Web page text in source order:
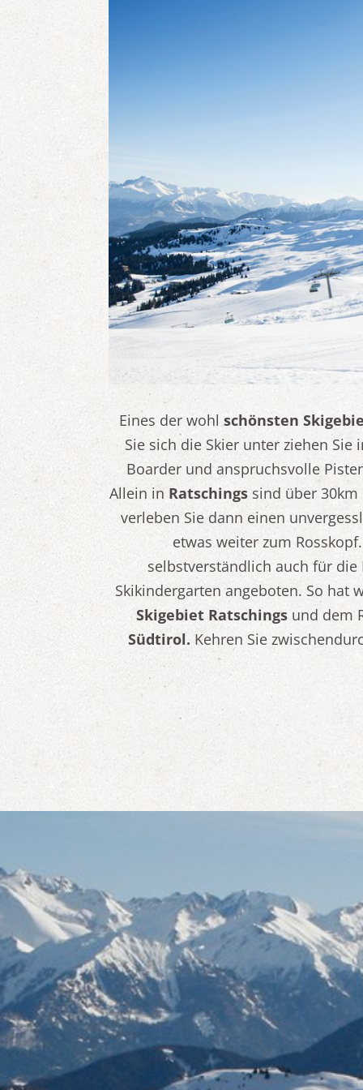
Eines der wohlschönsten
Sie sich die Skier unter ziehen
Boarder und anspruchsvolle
Allein in Ratschings sind über
verleben Sie dann einen
etwas weiter zum
selbstverständlich auch für
Skikindergarten angeboten. So hat
Skigebiet Ratschings und dem
Südtirol. Kehren Sie